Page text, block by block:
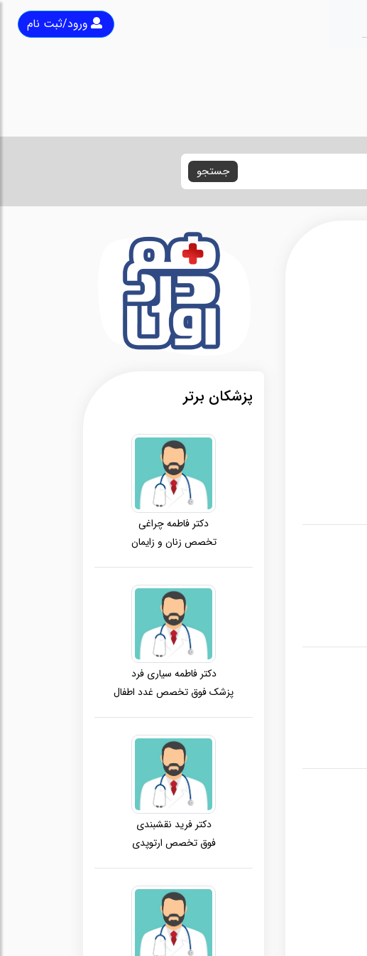
ورود/ثبت نام
جستجو
پزشکان برتر
دکتر فاطمه چراغی
تخصص زنان و زایمان
دکتر فاطمه سیاری فرد
پزشک فوق تخصص غدد اطفال
دکتر فرید نقشبندی
فوق تخصص ارتوپدی